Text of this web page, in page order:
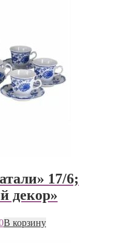
17/6;
декор»
В корзину